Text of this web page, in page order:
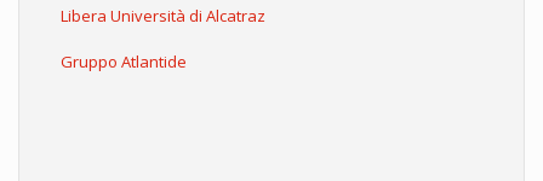
Libera Università di Alcatraz
Gruppo Atlantide